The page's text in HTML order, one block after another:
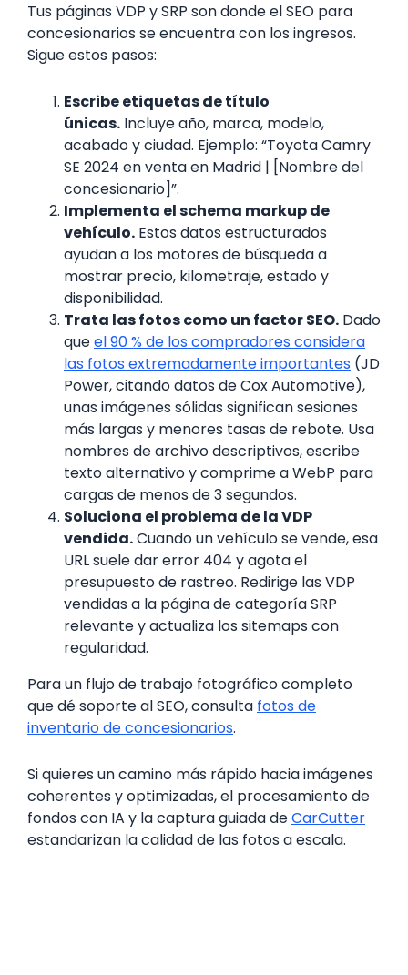
Tus páginas VDP y SRP son donde el SEO para
concesionarios se encuentra con los ingresos.
Sigue estos pasos:
Escribe etiquetas de título
únicas. Incluye año, marca, modelo,
acabado y ciudad. Ejemplo: “Toyota Camry
SE 2024 en venta en Madrid | [Nombre del
concesionario]”.
Implementa el schema markup de
vehículo. Estos datos estructurados
ayudan a los motores de búsqueda a
mostrar precio, kilometraje, estado y
disponibilidad.
Trata las fotos como un factor SEO. Dado
queel 90 % de los compradores considera
las fotos extremadamente importantes (JD
Power, citando datos de Cox Automotive),
unas imágenes sólidas significan sesiones
más largas y menores tasas de rebote. Usa
nombres de archivo descriptivos, escribe
texto alternativo y comprime a WebP para
cargas de menos de 3 segundos.
Soluciona el problema de la VDP
vendida.Cuando un vehículo se vende, esa
URL suele dar error 404 y agota el
presupuesto de rastreo. Redirige las VDP
vendidas a la página de categoría SRP
relevante y actualiza los sitemaps con
regularidad.
Para un flujo de trabajo fotográfico completo
que dé soporte al SEO, consulta fotos de
inventario de concesionarios.
Si quieres un camino más rápido hacia imágenes
coherentes y optimizadas, el procesamiento de
fondos con IA y la captura guiada deCarCutter
estandarizan la calidad de las fotos a escala.